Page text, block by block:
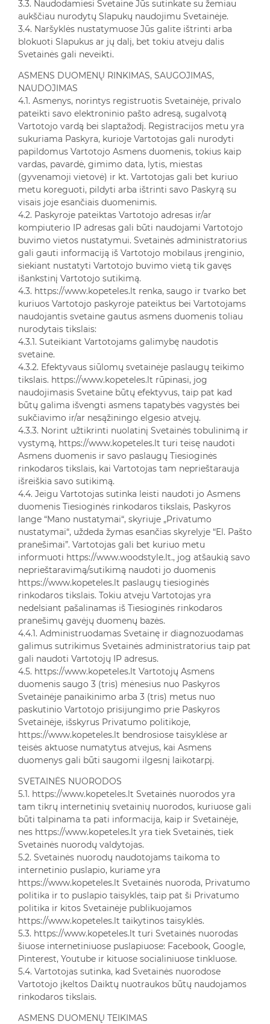
3.3. Naudodamiesi Svetaine Jūs sutinkate su žemiau
aukščiau nurodytų Slapukų naudojimu Svetainėje.
3.4. Naršyklės nustatymuose Jūs galite ištrinti arba
blokuoti Slapukus ar jų dalį, bet tokiu atveju dalis
Svetainės gali neveikti.
ASMENS DUOMENŲ RINKIMAS, SAUGOJIMAS,
NAUDOJIMAS
4.1. Asmenys, norintys registruotis Svetainėje, privalo
pateikti savo elektroninio pašto adresą, sugalvotą
Vartotojo vardą bei slaptažodį. Registracijos metu yra
sukuriama Paskyra, kurioje Vartotojas gali nurodyti
papildomus Vartotojo Asmens duomenis, tokius kaip
vardas, pavardė, gimimo data, lytis, miestas
(gyvenamoji vietovė) ir kt. Vartotojas gali bet kuriuo
metu koreguoti, pildyti arba ištrinti savo Paskyrą su
visais joje esančiais duomenimis.
4.2. Paskyroje pateiktas Vartotojo adresas ir/ar
kompiuterio IP adresas gali būti naudojami Vartotojo
buvimo vietos nustatymui. Svetainės administratorius
gali gauti informaciją iš Vartotojo mobilaus įrenginio,
siekiant nustatyti Vartotojo buvimo vietą tik gavęs
išankstinį Vartotojo sutikimą.
4.3. https://www.kopeteles.lt renka, saugo ir tvarko bet
kuriuos Vartotojo paskyroje pateiktus bei Vartotojams
naudojantis svetaine gautus asmens duomenis toliau
nurodytais tikslais:
4.3.1. Suteikiant Vartotojams galimybę naudotis
svetaine.
4.3.2. Efektyvaus siūlomų svetainėje paslaugų teikimo
tikslais. https://www.kopeteles.lt rūpinasi, jog
naudojimasis Svetaine būtų efektyvus, taip pat kad
būtų galima išvengti asmens tapatybės vagystės bei
sukčiavimo ir/ar nesąžiningo elgesio atvejų.
4.3.3. Norint užtikrinti nuolatinį Svetainės tobulinimą ir
vystymą, https://www.kopeteles.lt turi teisę naudoti
Asmens duomenis ir savo paslaugų Tiesioginės
rinkodaros tikslais, kai Vartotojas tam neprieštarauja
išreiškia savo sutikimą.
4.4. Jeigu Vartotojas sutinka leisti naudoti jo Asmens
duomenis Tiesioginės rinkodaros tikslais, Paskyros
lange “Mano nustatymai“, skyriuje „Privatumo
nustatymai“, uždeda žymas esančias skyrelyje “El. Pašto
pranešimai”. Vartotojas gali bet kuriuo metu
informuoti https://www.woodstyle.lt., jog atšaukią savo
neprieštaravimą/sutikimą naudoti jo duomenis
https://www.kopeteles.lt paslaugų tiesioginės
rinkodaros tikslais. Tokiu atveju Vartotojas yra
nedelsiant pašalinamas iš Tiesioginės rinkodaros
pranešimų gavėjų duomenų bazės.
4.4.1. Administruodamas Svetainę ir diagnozuodamas
galimus sutrikimus Svetainės administratorius taip pat
gali naudoti Vartotojų IP adresus.
4.5. https://www.kopeteles.lt Vartotojų Asmens
duomenis saugo 3 (tris) mėnesius nuo Paskyros
Svetainėje panaikinimo arba 3 (tris) metus nuo
paskutinio Vartotojo prisijungimo prie Paskyros
Svetainėje, išskyrus Privatumo politikoje,
https://www.kopeteles.lt bendrosiose taisyklėse ar
teisės aktuose numatytus atvejus, kai Asmens
duomenys gali būti saugomi ilgesnį laikotarpį.
SVETAINĖS NUORODOS
5.1. https://www.kopeteles.lt Svetainės nuorodos yra
tam tikrų internetinių svetainių nuorodos, kuriuose gali
būti talpinama ta pati informacija, kaip ir Svetainėje,
nes https://www.kopeteles.lt yra tiek Svetainės, tiek
Svetainės nuorodų valdytojas.
5.2. Svetainės nuorodų naudotojams taikoma to
internetinio puslapio, kuriame yra
https://www.kopeteles.lt Svetainės nuoroda, Privatumo
politika ir to puslapio taisyklės, taip pat ši Privatumo
politika ir kitos Svetainėje publikuojamos
https://www.kopeteles.lt taikytinos taisyklės.
5.3. https://www.kopeteles.lt turi Svetainės nuorodas
šiuose internetiniuose puslapiuose: Facebook, Google,
Pinterest, Youtube ir kituose socialiniuose tinkluose.
5.4. Vartotojas sutinka, kad Svetainės nuorodose
Vartotojo įkeltos Daiktų nuotraukos būtų naudojamos
rinkodaros tikslais.
ASMENS DUOMENŲ TEIKIMAS